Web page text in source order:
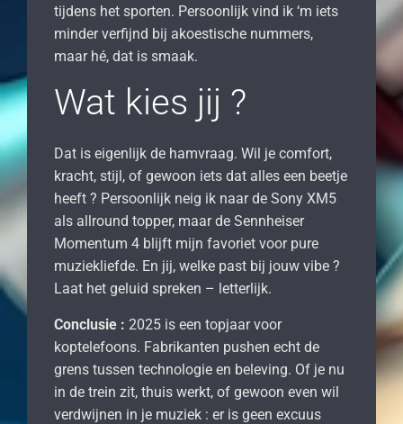
tijdens het sporten. Persoonlijk vind ik ‘m iets
minder verfijnd bij akoestische nummers,
maar hé, dat is smaak.
Wat kies jij ?
Dat is eigenlijk de hamvraag. Wil je comfort,
kracht, stijl, of gewoon iets dat alles een beetje
heeft ? Persoonlijk neig ik naar de Sony XM5
als allround topper, maar de Sennheiser
Momentum 4 blijft mijn favoriet voor pure
muziekliefde. En jij, welke past bij jouw vibe ?
Laat het geluid spreken – letterlijk.
Conclusie : 2025 is een topjaar voor
koptelefoons. Fabrikanten pushen echt de
grens tussen technologie en beleving. Of je nu
in de trein zit, thuis werkt, of gewoon even wil
verdwijnen in je muziek : er is geen excuus